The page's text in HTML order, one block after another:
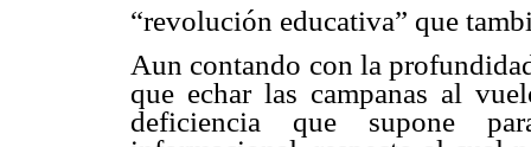
“revolución educativa” que
Aun contando con la
que echar las campanas al
deficiencia que supone